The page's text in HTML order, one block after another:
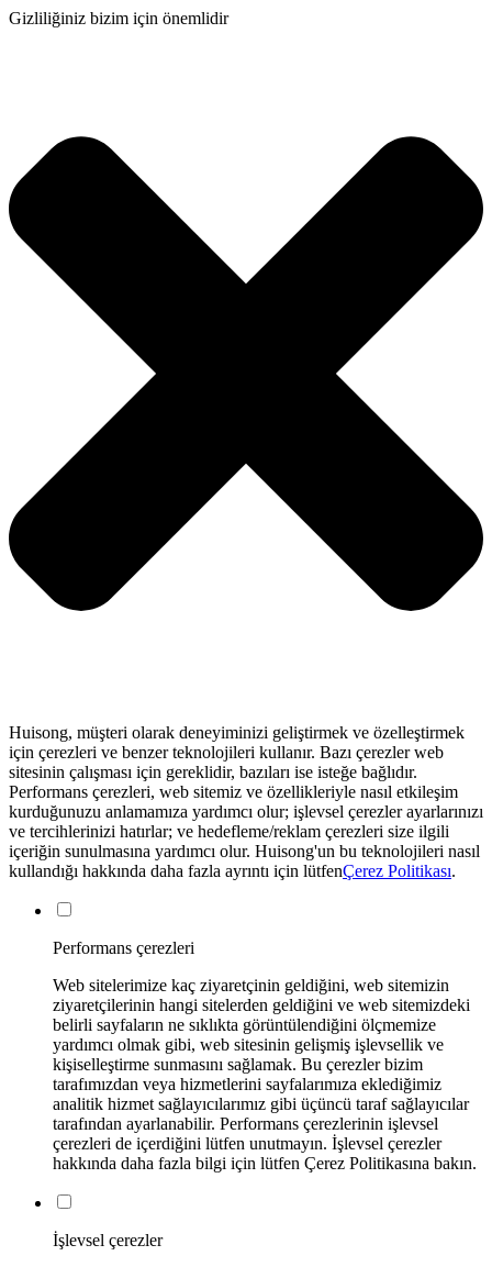
Gizliliğiniz bizim için önemlidir
Huisong, müşteri olarak deneyiminizi geliştirmek ve özelleştirmek
için çerezleri ve benzer teknolojileri kullanır. Bazı çerezler web
sitesinin çalışması için gereklidir, bazıları ise isteğe bağlıdır.
Performans çerezleri, web sitemiz ve özellikleriyle nasıl etkileşim
kurduğunuzu anlamamıza yardımcı olur; işlevsel çerezler ayarlarınızı
ve tercihlerinizi hatırlar; ve hedefleme/reklam çerezleri size ilgili
içeriğin sunulmasına yardımcı olur. Huisong'un bu teknolojileri nasıl
kullandığı hakkında daha fazla ayrıntı için lütfenÇerez Politikası.
Performans çerezleri
Web sitelerimize kaç ziyaretçinin geldiğini, web sitemizin
ziyaretçilerinin hangi sitelerden geldiğini ve web sitemizdeki
belirli sayfaların ne sıklıkta görüntülendiğini ölçmemize
yardımcı olmak gibi, web sitesinin gelişmiş işlevsellik ve
kişiselleştirme sunmasını sağlamak. Bu çerezler bizim
tarafımızdan veya hizmetlerini sayfalarımıza eklediğimiz
analitik hizmet sağlayıcılarımız gibi üçüncü taraf sağlayıcılar
tarafından ayarlanabilir. Performans çerezlerinin işlevsel
çerezleri de içerdiğini lütfen unutmayın. İşlevsel çerezler
hakkında daha fazla bilgi için lütfen Çerez Politikasına bakın.
İşlevsel çerezler